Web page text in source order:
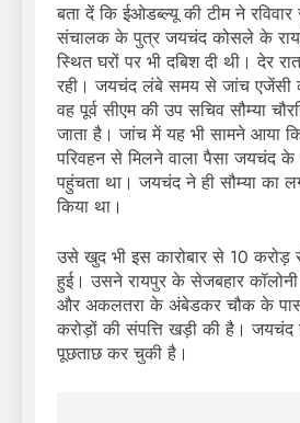
बता दें कि ईओडब्ल्यू की टीम ने
संचालक के पुत्र जयचंद कोसले के
स्थित घरों पर भी दबिश दी थी। देर
रही। जयचंद लंबे समय से जांच एजेंसी
वह पूर्व सीएम की उप सचिव सौम्या
जाता है। जांच में यह भी सामने आया
परिवहन से मिलने वाला पैसा जयचंद के
पहुंचता था। जयचंद ने ही सौम्या का
किया था।
उसे खुद भी इस कारोबार से 10 करोड़
हुई। उसने रायपुर के सेजबहार
और अकलतरा के अंबेडकर चौक के
करोड़ों की संपत्ति खड़ी की है। जयचंद
पूछताछ कर चुकी है।